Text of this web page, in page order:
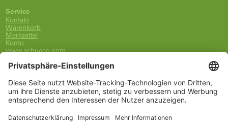
Service
Kontakt
Warenkorb
Merkzettel
Konto
www.schueco.com
0800-400-4007
kostenlos aus dem dt. Festnetz
Unsere Marken
Alle Marken
Schüco International KG